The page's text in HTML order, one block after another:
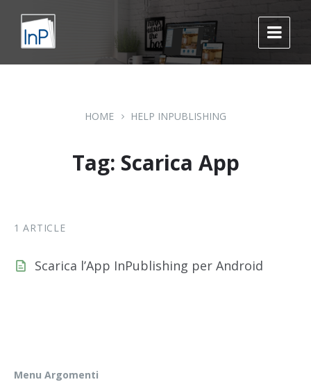
content
main
navigation
footer
HOME HELP INPUBLISHING
Tag: Scarica App
1 ARTICLE
Scarica l’App InPublishing per Android
Menu Argomenti